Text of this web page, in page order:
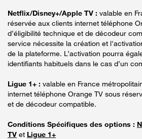
Netflix/Disney+/Apple TV : valable en
réservée aux clients internet téléphone
d’éligibilité technique et de décodeur
service nécessite la création et
de la plateforme. L’activation pourra
identifiants habituels dans le cas d’un
Ligue 1+ : valable en France
internet téléphone Orange TV sous
et de décodeur compatible.
Conditions Spécifiques des options :
TV et Ligue 1+